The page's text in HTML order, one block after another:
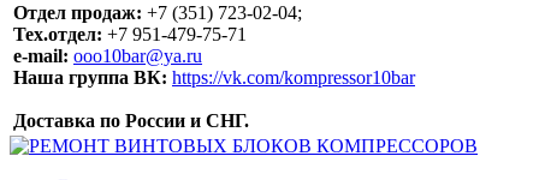
Отдел продаж: +7 (351) 723-02-04;
Тех.отдел: +7 951-479-75-71
e-mail: ooo10bar@ya.ru
Наша группа ВК: https://vk.com/kompressor10bar
Доставка по России и СНГ.